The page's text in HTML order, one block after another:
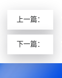
上一篇：
下一篇：